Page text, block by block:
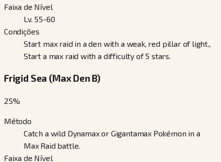
Faixa de Nível
Lv. 55-60
Condições
Start max raid in a den with a weak, red pillar of light.,
Start a max raid with a difficulty of 5 stars.
Frigid Sea (Max Den B)
25%
Método
Catch a wild Dynamax or Gigantamax Pokémon in a
Max Raid battle.
Faixa de Nível